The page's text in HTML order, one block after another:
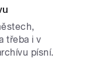
třeba i v
písní.